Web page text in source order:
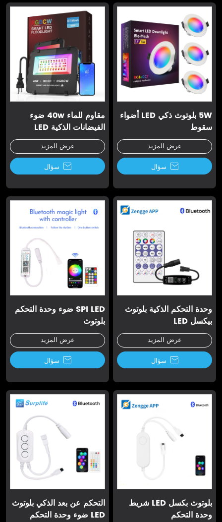
5W بلوتوث ذكي LED أضواء
سقوط
عرض المزيد
 سؤال
مقاوم للماء 40w ضوء
الفيضانات الذكية LED
عرض المزيد
 سؤال
وحدة التحكم الذكية بلوتوث
بيكسل LED
عرض المزيد
 سؤال
SPI LED ضوء وحدة التحكم
بلوتوث
عرض المزيد
 سؤال
بلوتوث بكسل LED شريط
وحدة التحكم
التحكم عن بعد الذكي بلوتوث
LED ضوء وحدة التحكم